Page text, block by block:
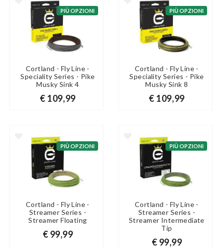
PIÙ OPZIONI
Cortland - Fly Line -
Speciality Series - Pike
Musky Sink 4
€ 109,99
PIÙ OPZIONI
Cortland - Fly Line -
Speciality Series - Pike
Musky Sink 8
€ 109,99
PIÙ OPZIONI
Cortland - Fly Line -
Streamer Series -
Streamer Floating
€ 99,99
PIÙ OPZIONI
Cortland - Fly Line -
Streamer Series -
Streamer Intermediate
Tip
€ 99,99